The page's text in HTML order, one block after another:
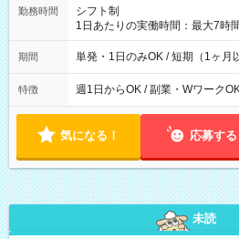
間】試用期間なし
勤務時間
シフト制
1日あたりの実働時間：最大7
間は 試験により異なります。
期間 単発・1日のみOK / 短期（1ヶ月
特徴 週1日からOK / 副業・Wワーク
気になる！ 応募する
未読